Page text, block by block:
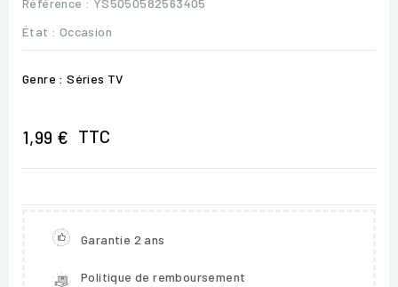
État : Occasion
Genre : Séries TV
1,99 € TTC
Garantie 2 ans
Politique de remboursement